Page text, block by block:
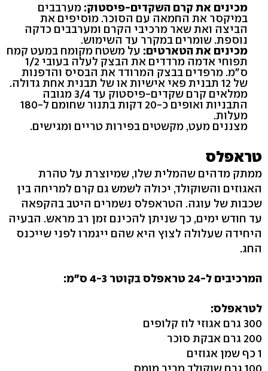
מכינים את קרם השקדים-פיסטוק:מערבבים
במיקסר את החמאה עם הסוכר. מוסיפים את
הביצה ואת שאר מרכיבי הקרם ומערבבים כדקה
נוספת. שומרים במקרר עד השימוש.
מכינים את הטארטים: על משטח מקומח במעט קמח
תפוחי אדמה מרדדים את הבצק לעלה בעובי 1/2
ס"מ. מרפדים בבצק המרודד את הבסיס והדפנות
של 12 תבנית פאי אישיות או של תבנית אחת גדולה.
ממלאים קרם שקדים-פיסטוק עד 3/4 מגובה
התבניות ואופים כ-20 דקות בתנור שחומם ל-180
מעלות.
מצננים מעט, מקשטים בפירות טריים ומגישים.
טראפלס
ממתק מדהים שהמלית שלו, שמיוצרת על טהרת
האגוזים והשוקולד, יכולה לשמש גם קרם למריחה בין
שכבות של עוגה. הטראפלס נשמרים היטב בהקפאה
עד חודש ימים, כך שניתן להכינם זמן רב מראש. הבעיה
היחידה שעלולה לצוץ היא שהם ייגמרו לפני שייכנס
החג.
המרכיבים ל-24 טראפלס בקוטר 4-3 ס"מ:
לטראפלס:
300 גרם אגוזי לוז קלופים
200 גרם אבקת סוכר
1 כף שמן אגוזים